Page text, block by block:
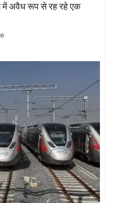
में अवैध रूप से रह रहे एक